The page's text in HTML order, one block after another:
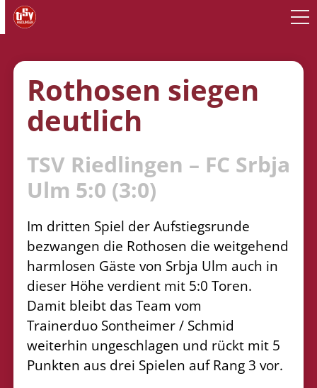
Rothosen siegen
deutlich
TSV Riedlingen – FC Srbja
Ulm 5:0 (3:0)
Im dritten Spiel der Aufstiegsrunde
bezwangen die Rothosen die weitgehend
harmlosen Gäste von Srbja Ulm auch in
dieser Höhe verdient mit 5:0 Toren.
Damit bleibt das Team vom
Trainerduo Sontheimer / Schmid
weiterhin ungeschlagen und rückt mit 5
Punkten aus drei Spielen auf Rang 3 vor.